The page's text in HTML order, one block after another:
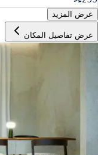
عرض المزيد
عرض تفاصيل المكان